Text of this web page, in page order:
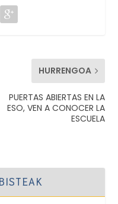
HURRENGOA
PUERTAS ABIERTAS EN LA
ESO, VEN A CONOCER LA
ESCUELA